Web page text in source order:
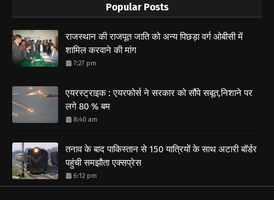
Popular Posts
राजस्थान की राजपूत जाति को अन्य पिछड़ा वर्ग ओबीसी में
शामिल करवाने की मांग
7:27 pm
एयरस्ट्राइक : एयरफोर्स ने सरकार को सौंपे सबूत,निशाने पर
लगे 80 % बम
8:40 am
तनाव के बाद पाकिस्तान से 150 यात्रियों के साथ अटारी बॉर्डर
पहुंची समझौता एक्सप्रेस
6:12 pm